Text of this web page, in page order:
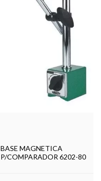
BASE MAGNETICA
P/COMPARADOR 6202-80